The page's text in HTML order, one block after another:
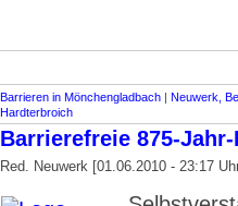
Barrieren in Mönchengladbach | Neuwerk,
Hardterbroich
Barrierefreie 875-
Red. Neuwerk [01.06.2010 - 23:17